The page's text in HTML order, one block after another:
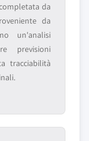
da
da
un'analisi
previsioni
tracciabilità